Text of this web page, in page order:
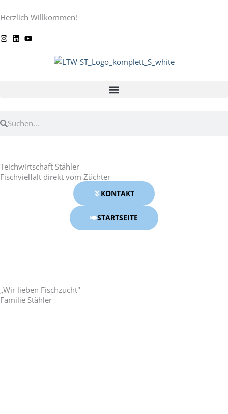
springen
Inhalt
Herzlich Willkommen!
Teichwirtschaft Stähler
Fischvielfalt direkt vom Züchter
KONTAKT
STARTSEITE
„Wir lieben Fischzucht"
Familie Stähler